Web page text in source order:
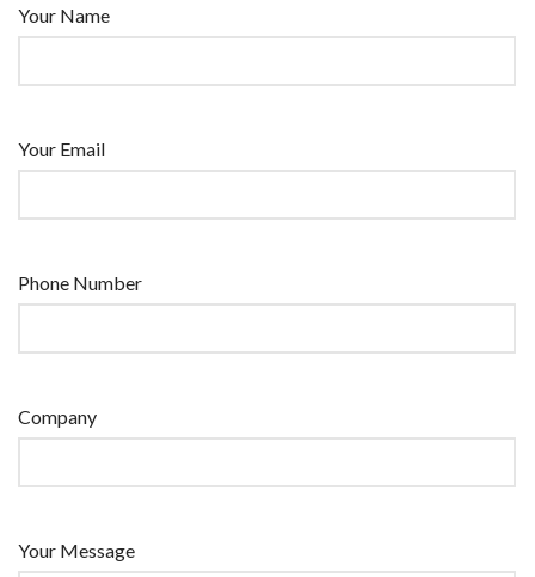
Your Name
Your Email
Phone Number
Company
Your Message